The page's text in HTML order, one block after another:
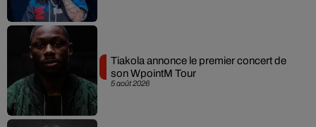
5 août 2026
Tiakola annonce le premier concert de
son WpointM Tour